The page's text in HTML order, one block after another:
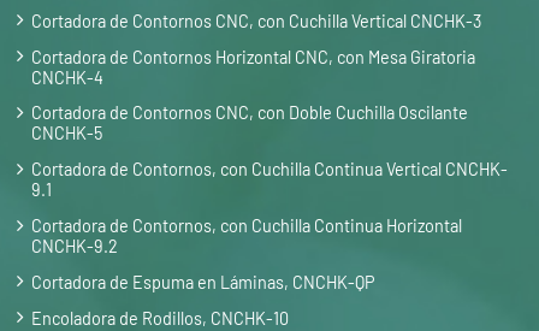
Cortadora de Contornos CNC, con Cuchilla Vertical CNCHK-3
Cortadora de Contornos Horizontal CNC, con Mesa Giratoria
CNCHK-4
Cortadora de Contornos CNC, con Doble Cuchilla Oscilante
CNCHK-5
Cortadora de Contornos, con Cuchilla Continua Vertical CNCHK-
9.1
Cortadora de Contornos, con Cuchilla Continua Horizontal
CNCHK-9.2
Cortadora de Espuma en Láminas, CNCHK-QP
Encoladora de Rodillos, CNCHK-10